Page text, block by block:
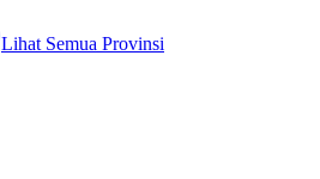
Lihat Semua Provinsi